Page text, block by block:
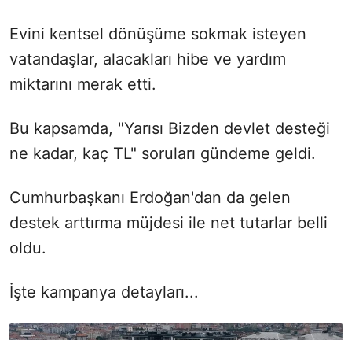
Evini kentsel dönüşüme sokmak isteyen
vatandaşlar, alacakları hibe ve yardım
miktarını merak etti.
Bu kapsamda, "Yarısı Bizden devlet desteği
ne kadar, kaç TL" soruları gündeme geldi.
Cumhurbaşkanı Erdoğan'dan da gelen
destek arttırma müjdesi ile net tutarlar belli
oldu.
İşte kampanya detayları...